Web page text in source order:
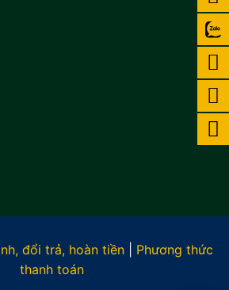
đổi trả, hoàn tiền
Phương thức
thanh toán